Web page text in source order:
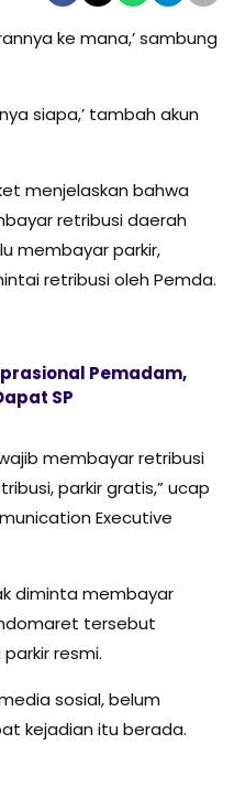
ke mana,’ sambung
siapa,’ tambah akun
menjelaskan bahwa
retribusi daerah
membayar parkir,
retribusi oleh Pemda.
Pemadam,
SP
membayar retribusi
parkir gratis,” ucap
Executive
diminta membayar
tersebut
resmi.
sosial, belum
kejadian itu berada.